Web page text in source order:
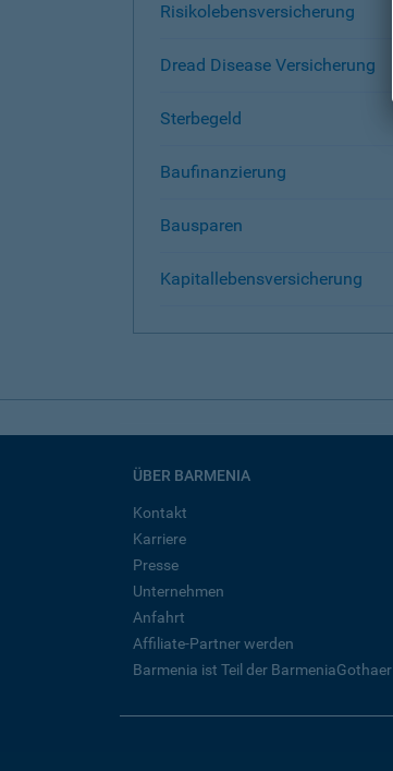
Risikolebensversicherung
Dread Disease Versicherung
Sterbegeld
Baufinanzierung
Bausparen
Kapitallebensversicherung
ÜBER BARMENIA
Kontakt
Karriere
Presse
Unternehmen
Anfahrt
Affiliate-Partner werden
Barmenia ist Teil der BarmeniaGothaer